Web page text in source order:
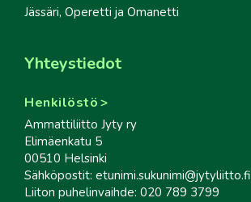
Jässäri, Operetti ja Omanetti
Yhteystiedot
Henkilöstö
Ammattiliitto Jyty ry
Elimäenkatu 5
00510 Helsinki
Sähköpostit: etunimi.sukunimi@jytyliitto.fi
Liiton puhelinvaihde: 020 789 3799